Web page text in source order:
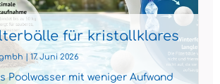
für kristallklares
| 17. Juni 2026
Poolwasser mit weniger Aufwand